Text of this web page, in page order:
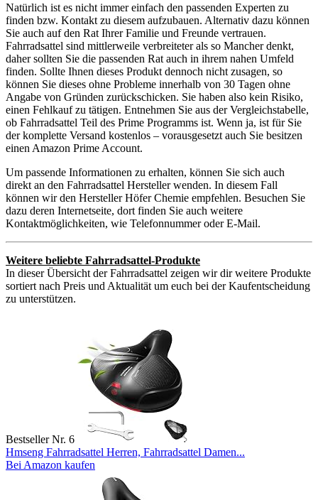
Natürlich ist es nicht immer einfach den passenden Experten zu
finden bzw. Kontakt zu diesem aufzubauen. Alternativ dazu können
Sie auch auf den Rat Ihrer Familie und Freunde vertrauen.
Fahrradsattel sind mittlerweile verbreiteter als so Mancher denkt,
daher sollten Sie die passenden Rat auch in ihrem nahen Umfeld
finden. Sollte Ihnen dieses Produkt dennoch nicht zusagen, so
können Sie dieses ohne Probleme innerhalb von 30 Tagen ohne
Angabe von Gründen zurückschicken. Sie haben also kein Risiko,
einen Fehlkauf zu tätigen. Entnehmen Sie aus der Vergleichstabelle,
ob Fahrradsattel Teil des Prime Programms ist. Wenn ja, ist für Sie
der komplette Versand kostenlos – vorausgesetzt auch Sie besitzen
einen Amazon Prime Account.
Um passende Informationen zu erhalten, können Sie sich auch
direkt an den Fahrradsattel Hersteller wenden. In diesem Fall
können wir den Hersteller Höfer Chemie empfehlen. Besuchen Sie
dazu deren Internetseite, dort finden Sie auch weitere
Kontaktmöglichkeiten, wie Telefonnummer oder E-Mail.
Weitere beliebte Fahrradsattel-Produkte
In dieser Übersicht der Fahrradsattel zeigen wir dir weitere Produkte
sortiert nach Preis und Aktualität um euch bei der Kaufentscheidung
zu unterstützen.
Bestseller Nr. 6
Hmseng Fahrradsattel Herren, Fahrradsattel Damen...
Bei Amazon kaufen